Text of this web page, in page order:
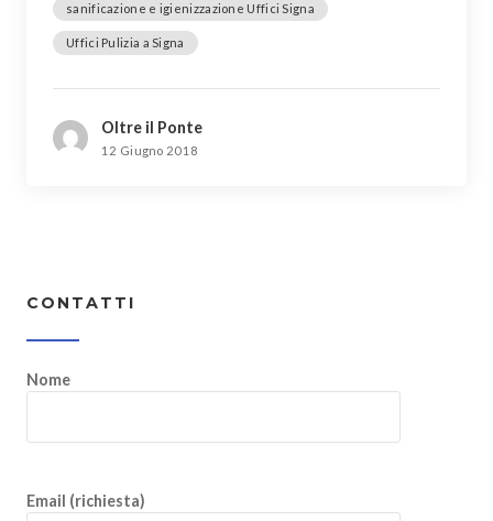
sanificazione e igienizzazione Uffici Signa
Uffici Pulizia a Signa
Oltre il Ponte
12 Giugno 2018
CONTATTI
Nome
Email (richiesta)